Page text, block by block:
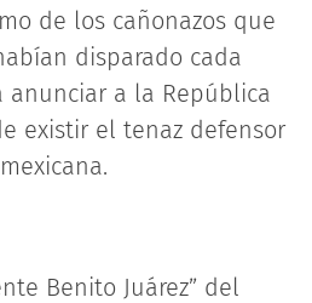
de los cañonazos que
disparado cada
anunciar a la República
existir el tenaz defensor
Benito Juárez” del